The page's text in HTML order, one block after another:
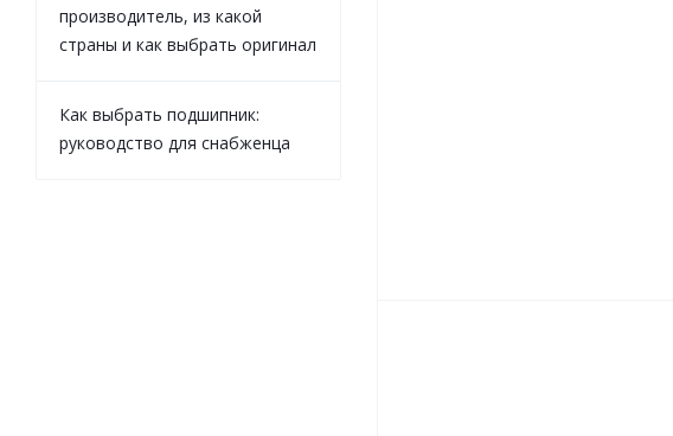
производитель, из какой
страны и как выбрать оригинал
Как выбрать подшипник:
руководство для снабженца